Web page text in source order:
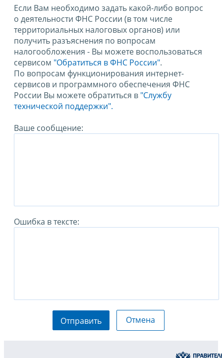
Если Вам необходимо задать какой-либо вопрос
о деятельности ФНС России (в том числе
территориальных налоговых органов) или
получить разъяснения по вопросам
налогообложения - Вы можете воспользоваться
сервисом "Обратиться в ФНС России".
По вопросам функционирования интернет-
сервисов и программного обеспечения ФНС
России Вы можете обратиться в "Службу
технической поддержки".
Ваше сообщение:
Ошибка в тексте:
Отправить Отмена